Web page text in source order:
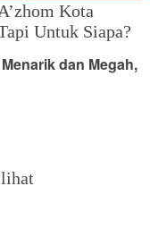
Kota
Untuk Siapa?
dan Megah,